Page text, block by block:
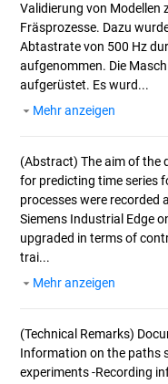
Validierung von Modellen
Fräsprozesse. Dazu
Abtastrate von 500 Hz
aufgenommen. Die
aufgerüstet. Es wurd...
Mehr anzeigen
(Abstract) The aim of the
for predicting time series
processes were recorded
Siemens Industrial Edge
upgraded in terms of
trai...
Mehr anzeigen
(Technical Remarks)
Information on the paths
experiments -Recording